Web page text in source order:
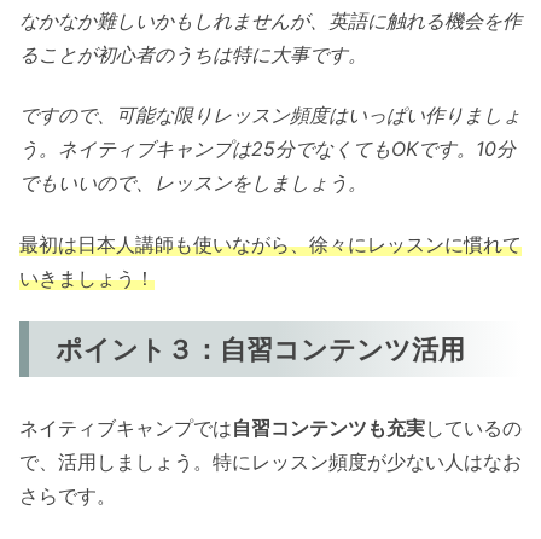
なかなか難しいかもしれませんが、英語に触れる機会を作
ることが初心者のうちは特に大事です。
ですので、可能な限りレッスン頻度はいっぱい作りましょ
う。ネイティブキャンプは25分でなくてもOKです。10分
でもいいので、レッスンをしましょう。
最初は日本人講師も使いながら、徐々にレッスンに慣れて
いきましょう！
ポイント３：自習コンテンツ活用
ネイティブキャンプでは自習コンテンツも充実しているの
で、活用しましょう。特にレッスン頻度が少ない人はなお
さらです。